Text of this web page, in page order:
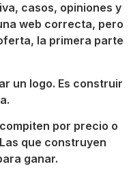
casos, opiniones y
web correcta, pero
la primera parte
un logo. Es construir
por precio o
que construyen
ganar.